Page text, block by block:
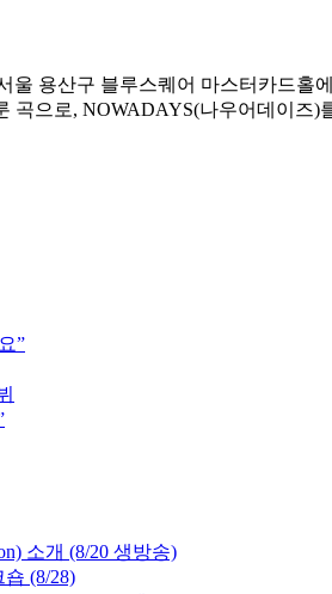
용산구 블루스퀘어 마스터카드홀
곡으로, NOWADAYS(나우어데이즈
”
소개 (8/20 생방송)
(8/28)